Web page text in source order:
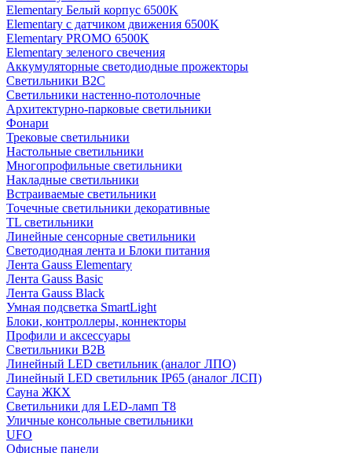
Elementary Белый корпус 6500K
Elementary с датчиком движения 6500K
Elementary PROMO 6500K
Elementary зеленого свечения
Аккумуляторные светодиодные прожекторы
Светильники B2C
Светильники настенно-потолочные
Архитектурно-парковые светильники
Фонари
Трековые светильники
Настольные светильники
Многопрофильные светильники
Накладные светильники
Встраиваемые светильники
Точечные светильники декоративные
TL светильники
Линейные сенсорные светильники
Светодиодная лента и Блоки питания
Лента Gauss Elementary
Лента Gauss Basic
Лента Gauss Black
Умная подсветка SmartLight
Блоки, контроллеры, коннекторы
Профили и аксессуары
Светильники B2B
Линейный LED светильник (аналог ЛПО)
Линейный LED светильник IP65 (аналог ЛСП)
Сауна ЖКХ
Светильники для LED-ламп T8
Уличные консольные светильники
UFO
Офисные панели